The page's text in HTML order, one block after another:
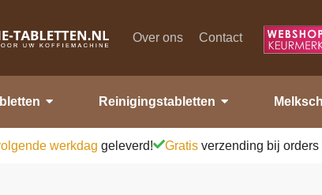
Over ons Contact
Reinigingstabletten
werkdag geleverd! Gratis verzending bij orders